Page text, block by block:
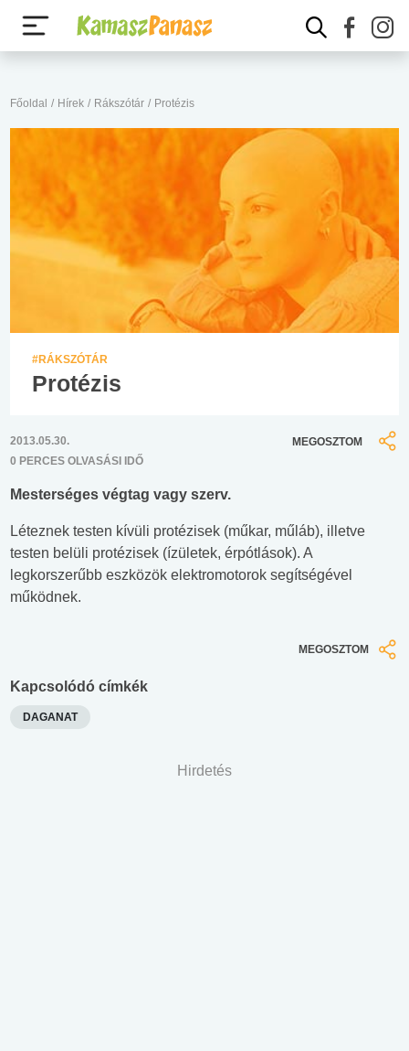
Főoldal / Hírek / Rákszótár / Protézis
#RÁKSZÓTÁR
Protézis
2013.05.30.
0 PERCES OLVASÁSI IDŐ
MEGOSZTOM
Mesterséges végtag vagy szerv.
Léteznek testen kívüli protézisek (műkar, műláb), illetve
testen belüli protézisek (ízületek, érpótlások). A
legkorszerűbb eszközök elektromotorok segítségével
működnek.
MEGOSZTOM
Kapcsolódó címkék
DAGANAT
Hirdetés